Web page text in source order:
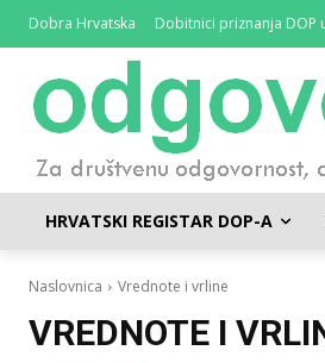
Dobra Hrvatska Dobitnici priznanja DOP
HRVATSKI REGISTAR DOP-A
Naslovnica Vrednote i vrline
VREDNOTE I